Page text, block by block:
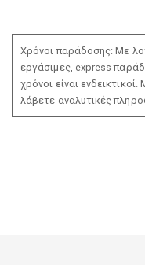
Χρόνοι παράδοσης: Με
εργάσιμες, express
χρόνοι είναι
λάβετε αναλυτικές